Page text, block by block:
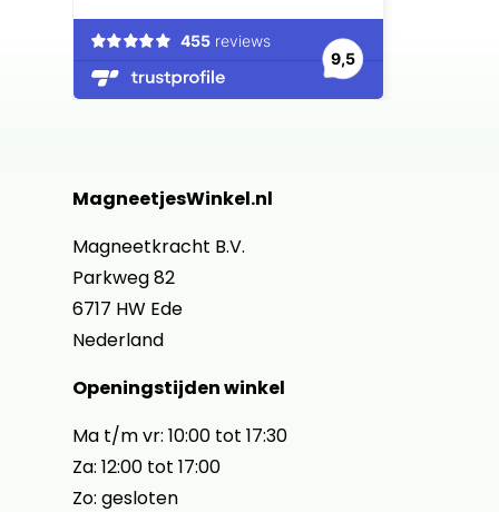
MagneetjesWinkel.nl
Magneetkracht B.V.
Parkweg 82
6717 HW Ede
Nederland
Openingstijden winkel
Ma t/m vr: 10:00 tot 17:30
Za: 12:00 tot 17:00
Zo: gesloten